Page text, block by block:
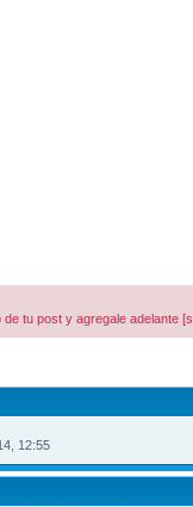
tu post y agregale
12:55